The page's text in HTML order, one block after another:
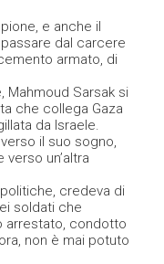
e anche il
dal carcere
armato, di
Mahmoud Sarsak si
che collega Gaza
da Israele.
il suo sogno,
un’altra
credeva di
soldati che
arrestato, condotto
non è mai potuto